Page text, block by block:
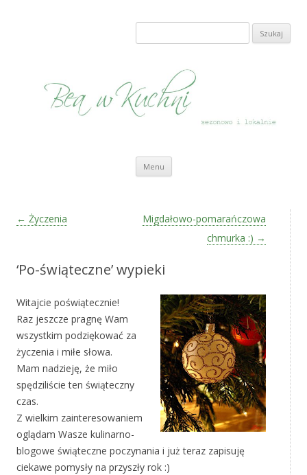
Szukaj:
Menu Przeskocz do treści
Zobacz wpisy
← Życzenia
Migdałowo-pomarańczowa
chmurka :) →
‘Po-świąteczne’ wypieki
Witajcie poświątecznie!
Raz jeszcze pragnę Wam
wszystkim podziękować za
życzenia i miłe słowa.
Mam nadzieję, że miło
spędziliście ten świąteczny
czas.
Z wielkim zainteresowaniem
oglądam Wasze kulinarno-
blogowe świąteczne poczynania i już teraz zapisuję
ciekawe pomysły na przyszły rok :)